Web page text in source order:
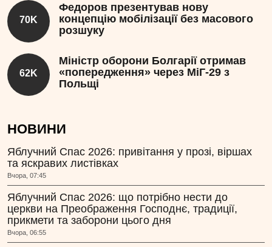
70K
Федоров презентував нову
концепцію мобілізації без масового
розшуку
62K
Міністр оборони Болгарії отримав
«попередження» через МіГ-29 з
Польщі
НОВИНИ
Яблучний Спас 2026: привітання у прозі, віршах
та яскравих листівках
Вчора, 07:45
Яблучний Спас 2026: що потрібно нести до
церкви на Преображення Господнє, традиції,
прикмети та заборони цього дня
Вчора, 06:55